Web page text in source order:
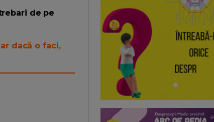
de pe
dacă o faci,